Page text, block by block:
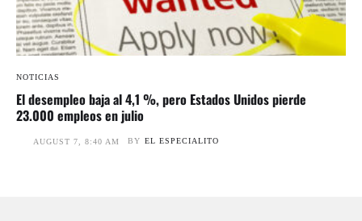
NOTICIAS
El desempleo baja al 4,1 %, pero Estados Unidos pierde
23.000 empleos en julio
AUGUST 7, 8:40 AM BY EL ESPECIALITO